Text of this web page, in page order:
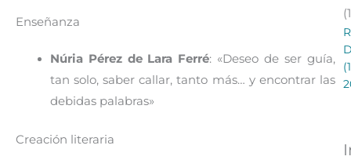
Enseñanza
Núria Pérez de Lara Ferré: «Deseo de ser guía,
tan solo, saber callar, tanto más… y encontrar las
debidas palabras»
Creación literaria